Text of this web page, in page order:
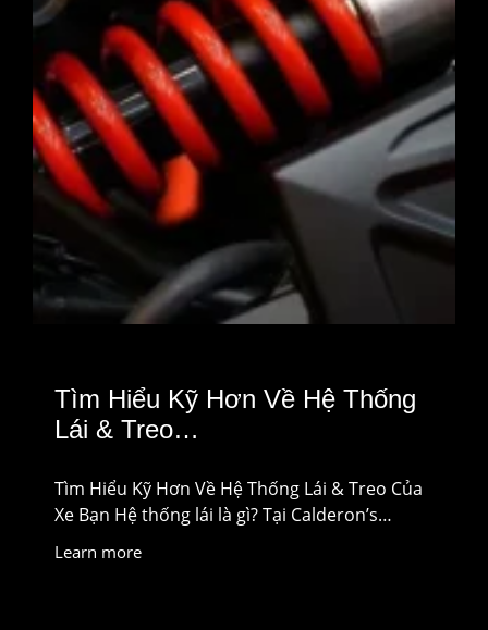
Tìm Hiểu Kỹ Hơn Về Hệ Thống
Lái & Treo…
Tìm Hiểu Kỹ Hơn Về Hệ Thống Lái & Treo Của
Xe Bạn Hệ thống lái là gì? Tại Calderon’s…
Learn more